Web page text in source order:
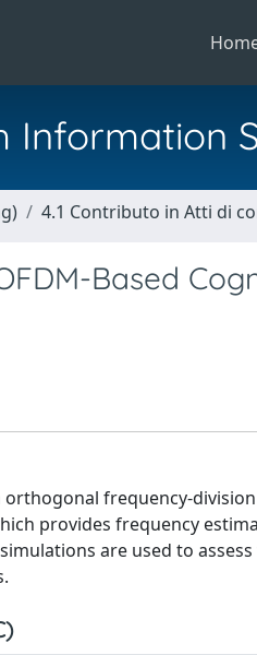
Information
4.1 Contributo in Atti di
Based
frequency-
provides frequency
are used to